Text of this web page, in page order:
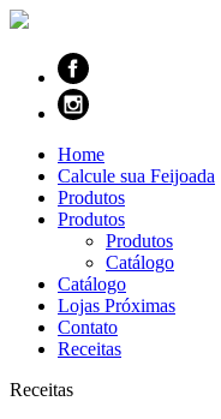
Home
Calcule sua Feijoada
Produtos
Produtos
Produtos
Catálogo
Catálogo
Lojas Próximas
Contato
Receitas
Receitas